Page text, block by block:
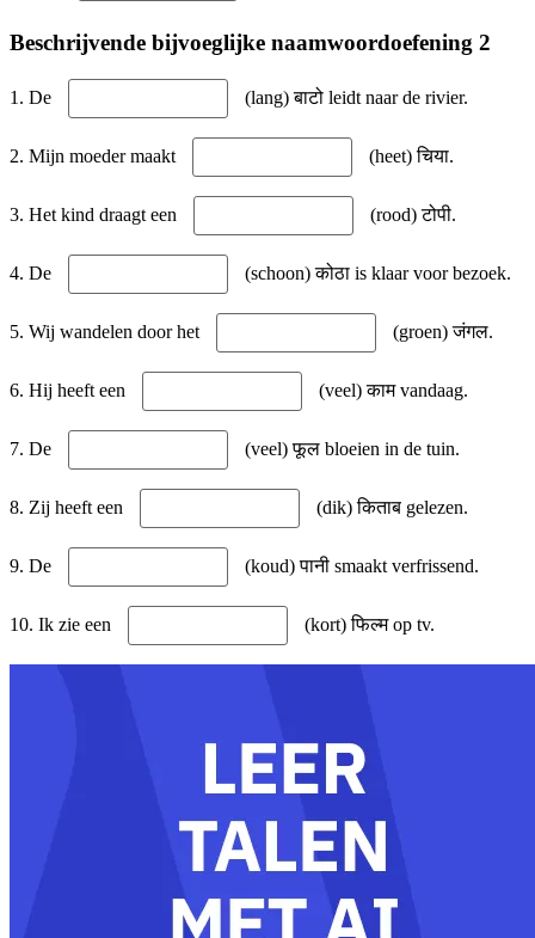
Beschrijvende bijvoeglijke naamwoordoefening 2
1. De (lang) बाटो leidt naar de rivier.
2. Mijn moeder maakt (heet) चिया.
3. Het kind draagt een (rood) टोपी.
4. De (schoon) कोठा is klaar voor bezoek.
5. Wij wandelen door het (groen) जंगल.
6. Hij heeft een (veel) काम vandaag.
7. De (veel) फूल bloeien in de tuin.
8. Zij heeft een (dik) किताब gelezen.
9. De (koud) पानी smaakt verfrissend.
10. Ik zie een (kort) फिल्म op tv.